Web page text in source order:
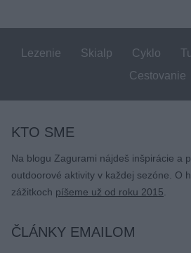
Lezenie Skialp Cyklo
Cestovanie
KTO SME
Na blogu Zagurami nájdeš inšpirácie a
outdoorové aktivity v každej sezóne. O
zážitkoch píšeme už od roku 2015
ČLÁNKY EMAILOM